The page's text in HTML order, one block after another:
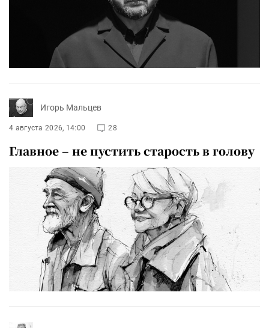
Игорь Мальцев
4 августа 2026, 14:00 28
Главное – не пустить старость в голову